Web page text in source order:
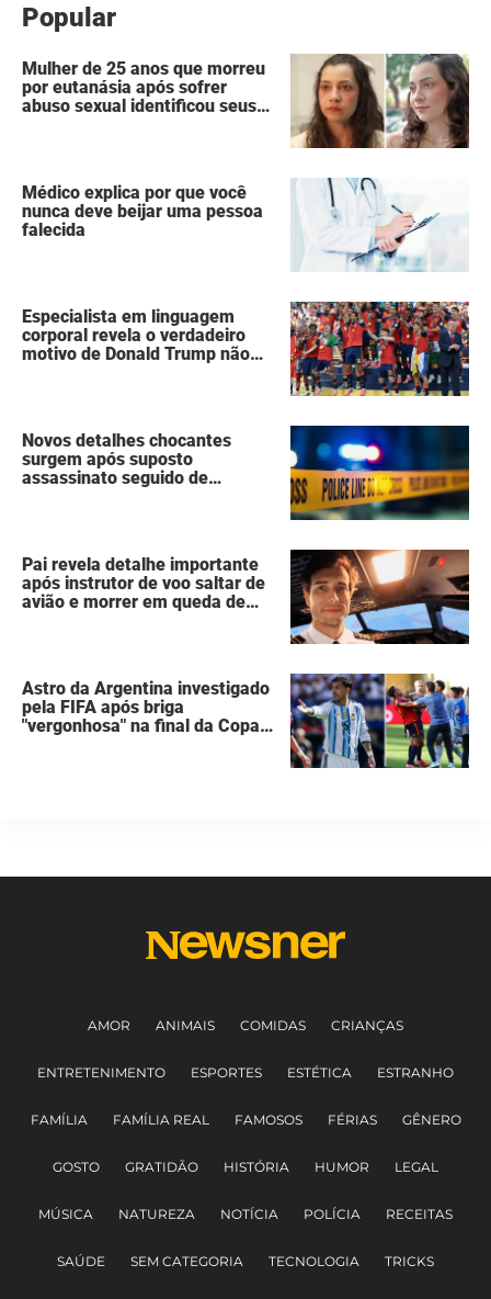
Popular
Mulher de 25 anos que morreu
por eutanásia após sofrer
abuso sexual identificou seus
Médico explica por que você
nunca deve beijar uma pessoa
falecida
Especialista em linguagem
corporal revela o verdadeiro
motivo de Donald Trump não
Novos detalhes chocantes
surgem após suposto
assassinato seguido de
Pai revela detalhe importante
após instrutor de voo saltar de
avião e morrer em queda de
Astro da Argentina investigado
pela FIFA após briga
"vergonhosa" na final da Copa
AMOR ANIMAIS COMIDAS CRIANÇAS
ENTRETENIMENTO ESPORTES ESTÉTICA ESTRANHO
FAMÍLIA FAMÍLIA REAL FAMOSOS FÉRIAS GÊNERO
GOSTO GRATIDÃO HISTÓRIA HUMOR LEGAL
MÚSICA NATUREZA NOTÍCIA POLÍCIA RECEITAS
SAÚDE SEM CATEGORIA TECNOLOGIA TRICKS